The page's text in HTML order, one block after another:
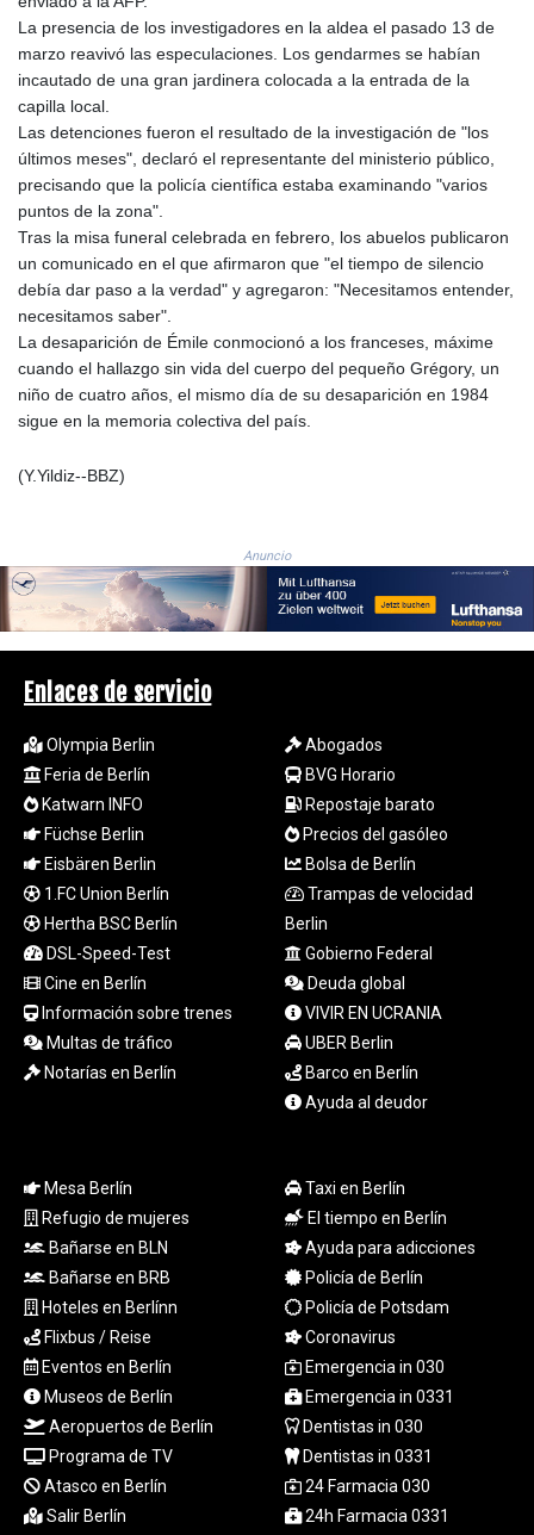
KES 147.605987
KWD 0.356776
KYD 0.963357
KZT 541.790653
LBP
103533.143415
LKR 387.749774
LYD 7.358934
MAD 10.774363
MDL 20.102535
2427.395773
MNT
4157.558143
MOP 9.341598
MRU 46.473418
MVR 17.874501
MWK
2004.537163
MXN 19.809677
MYR 4.729001
MZN 73.883747
NAD 18.780552
1577.519501
NPR 176.003933
NZD 1.961655
OMR 0.444533
PAB 1.155994
PEN 3.915024
PGK 5.108776
PKR 320.93685
PLN 4.299776
PYG 6873.88175
QAR 4.225923
RON 5.25054
RSD 117.323733
La presencia de los investigadores en la aldea el pasado 13 de
marzo reavivó las especulaciones. Los gendarmes se habían
incautado de una gran jardinera colocada a la entrada de la
capilla local.
Las detenciones fueron el resultado de la investigación de "los
últimos meses", declaró el representante del ministerio público,
precisando que la policía científica estaba examinando "varios
puntos de la zona".
Tras la misa funeral celebrada en febrero, los abuelos publicaron
un comunicado en el que afirmaron que "el tiempo de silencio
debía dar paso a la verdad" y agregaron: "Necesitamos entender,
necesitamos saber".
La desaparición de Émile conmocionó a los franceses, máxime
cuando el hallazgo sin vida del cuerpo del pequeño Grégory, un
niño de cuatro años, el mismo día de su desaparición en 1984
sigue en la memoria colectiva del país.
(Y.Yildiz--BBZ)
Anuncio
Enlaces de servicio
Olympia Berlin
Feria de Berlín
Katwarn INFO
Füchse Berlin
Eisbären Berlin
1.FC Union Berlín
Hertha BSC Berlín
DSL-Speed-Test
Cine en Berlín
Información sobre trenes
Multas de tráfico
Notarías en Berlín
Abogados
BVG Horario
Repostaje barato
Precios del gasóleo
Bolsa de Berlín
Trampas de velocidad
Berlin
Gobierno Federal
Deuda global
VIVIR EN UCRANIA
UBER Berlin
Barco en Berlín
Ayuda al deudor
Mesa Berlín
Refugio de mujeres
Bañarse en BLN
Bañarse en BRB
Hoteles en Berlínn
Flixbus / Reise
Eventos en Berlín
Museos de Berlín
Aeropuertos de Berlín
Programa de TV
Atasco en Berlín
Salir Berlín
Taxi en Berlín
El tiempo en Berlín
Ayuda para adicciones
Policía de Berlín
Policía de Potsdam
Coronavirus
Emergencia in 030
Emergencia in 0331
Dentistas in 030
Dentistas in 0331
24 Farmacia 030
24h Farmacia 0331